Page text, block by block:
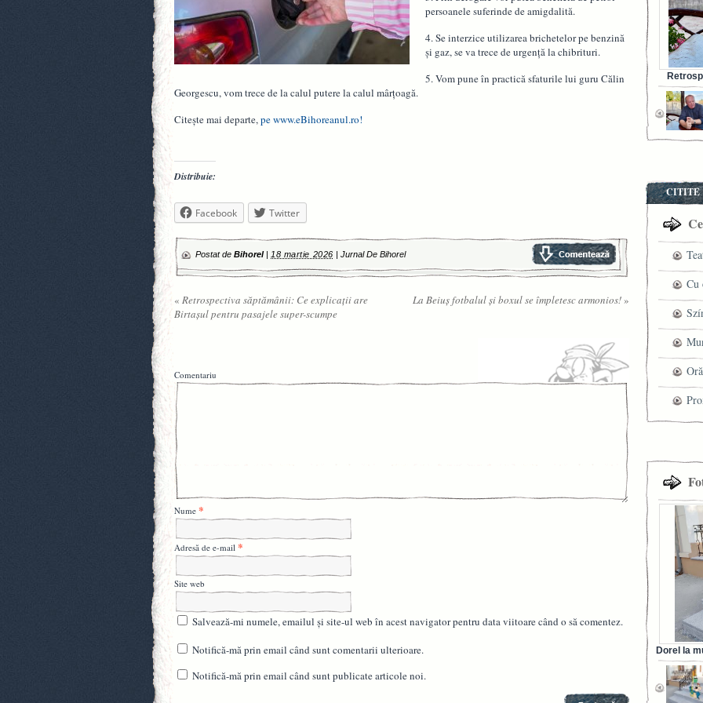
persoanele suferinde de amigdalită.
4. Se interzice utilizarea brichetelor pe benzină
și gaz, se va trece de urgență la chibrituri.
5. Vom pune în practică sfaturile lui guru Călin
Georgescu, vom trece de la calul putere la calul mârțoagă.
Citește mai departe,pe www.eBihoreanul.ro!
Distribuie:
Facebook Twitter
Postat de Bihorel| 18 martie 2026 | Jurnal De Bihorel
« Retrospectiva săptămânii: Ce explicații are
Birtașul pentru pasajele super-scumpe
La Beiuș fotbalul și boxul se împletesc armonios!»
Comentariu
Nume *
Adresă de e-mail *
Site web
Salvează-mi numele, emailul și site-ul web în acest navigator pentru data viitoare când o să comentez.
Notifică-mă prin email când sunt comentarii ulterioare.
Notifică-mă prin email când sunt publicate articole noi.
Bunul
CITITE
Cu
Dorel la
din